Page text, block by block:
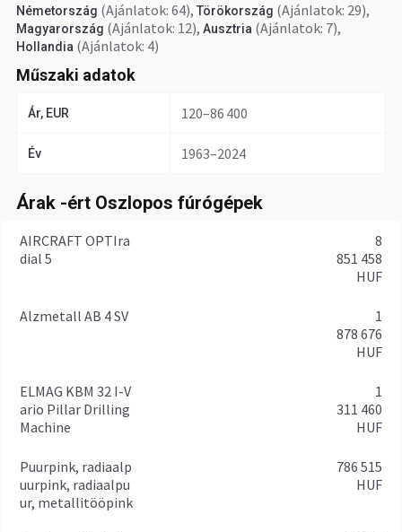
Németország (Ajánlatok: 64), Törökország (Ajánlatok: 29),
Magyarország (Ajánlatok: 12), Ausztria (Ajánlatok: 7),
Hollandia (Ajánlatok: 4)
Műszaki adatok
Ár, EUR 120–86 400
Év 1963–2024
Árak -ért Oszlopos fúrógépek
AIRCRAFT OPTIra
dial 5
8
851 458
HUF
Alzmetall AB 4 SV
1
878 676
HUF
ELMAG KBM 32 I-V
ario Pillar Drilling
Machine
1
311 460
HUF
Puurpink, radiaalp
uurpink, radiaalpu
ur, metallitööpink
786 515
HUF